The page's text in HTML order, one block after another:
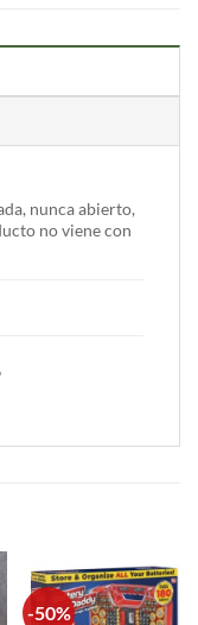
nunca abierto,
no viene con
-50%